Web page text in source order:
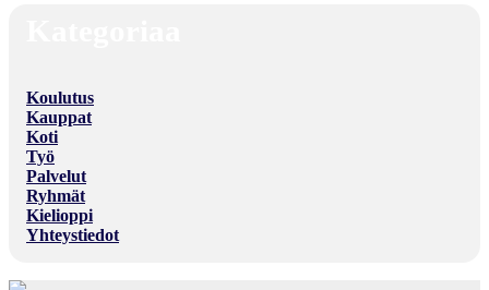
Koulutus
Kauppat
Koti
Työ
Palvelut
Ryhmät
Kielioppi
Yhteystiedot